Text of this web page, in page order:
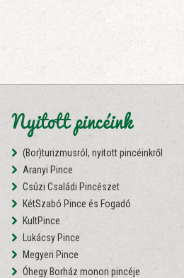
Nyitott pincéink
(Bor)turizmusról, nyitott pincéinkről
Aranyi Pince
Csúzi Családi Pincészet
KétSzabó Pince és Fogadó
KultPince
Lukácsy Pince
Megyeri Pince
Óhegy Borház monori pincéje